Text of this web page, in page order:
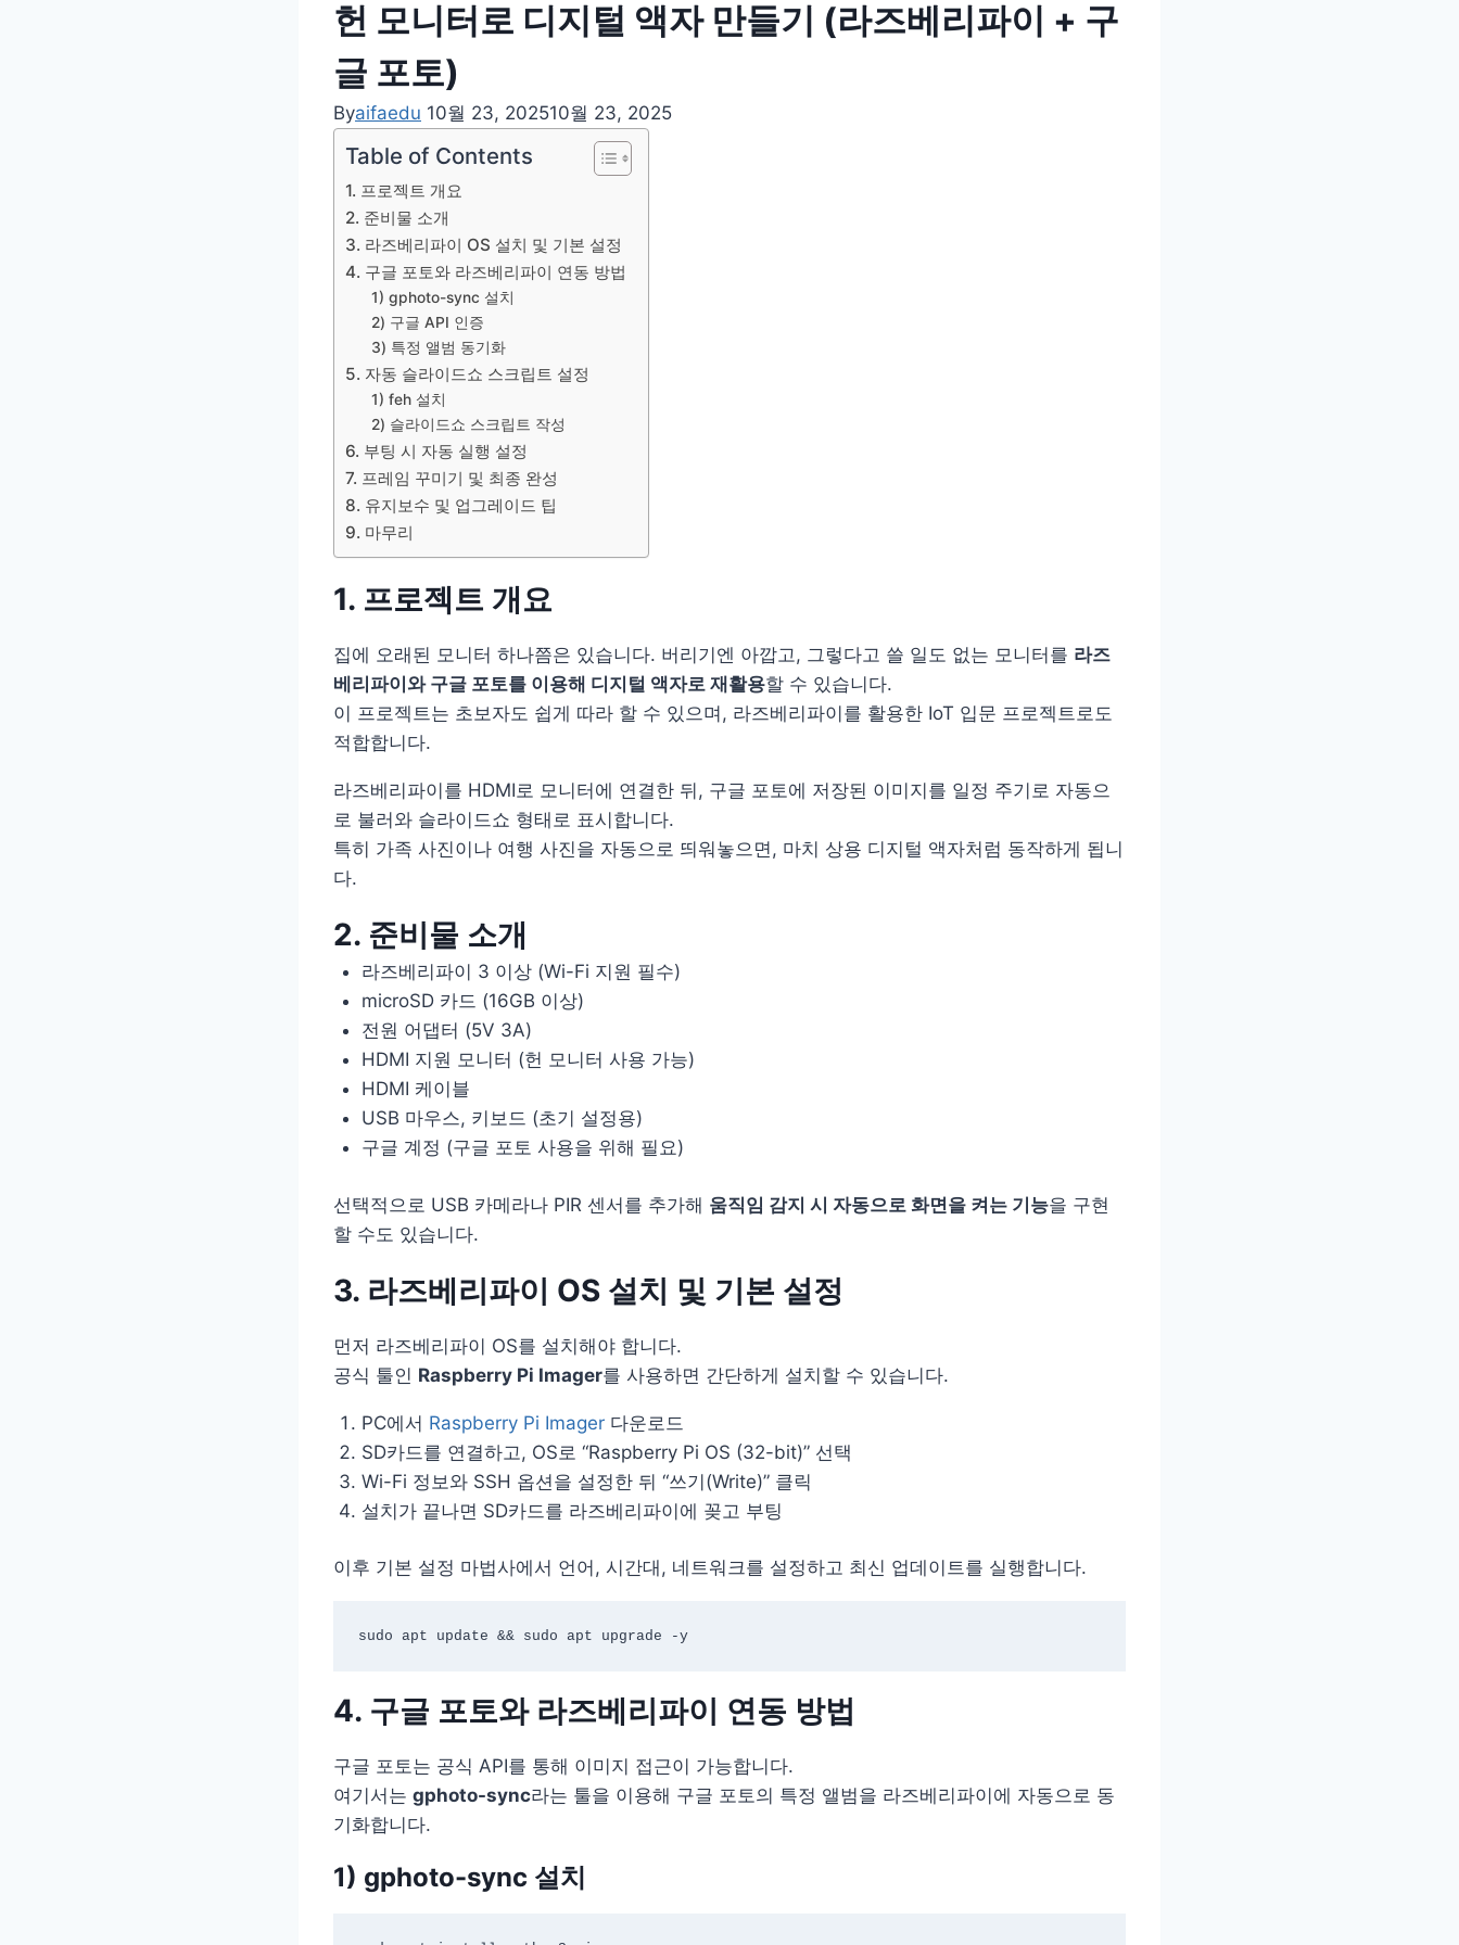
헌 모니터로 디지털 액자 만들기 (라즈베리파이 + 구
글 포토)
Byaifaedu 10월 23, 202510월 23, 2025
Table of Contents
1. 프로젝트 개요
2. 준비물 소개
3. 라즈베리파이 OS 설치 및 기본 설정
4. 구글 포토와 라즈베리파이 연동 방법
1) gphoto-sync 설치
2) 구글 API 인증
3) 특정 앨범 동기화
5. 자동 슬라이드쇼 스크립트 설정
1) feh 설치
2) 슬라이드쇼 스크립트 작성
6. 부팅 시 자동 실행 설정
7. 프레임 꾸미기 및 최종 완성
8. 유지보수 및 업그레이드 팁
9. 마무리
1. 프로젝트 개요
집에 오래된 모니터 하나쯤은 있습니다. 버리기엔 아깝고, 그렇다고 쓸 일도 없는 모니터를 라즈
베리파이와 구글 포토를 이용해 디지털 액자로 재활용할 수 있습니다.
이 프로젝트는 초보자도 쉽게 따라 할 수 있으며, 라즈베리파이를 활용한 IoT 입문 프로젝트로도
적합합니다.
라즈베리파이를 HDMI로 모니터에 연결한 뒤, 구글 포토에 저장된 이미지를 일정 주기로 자동으
로 불러와 슬라이드쇼 형태로 표시합니다.
특히 가족 사진이나 여행 사진을 자동으로 띄워놓으면, 마치 상용 디지털 액자처럼 동작하게 됩니
다.
2. 준비물 소개
라즈베리파이 3 이상 (Wi-Fi 지원 필수)
microSD 카드 (16GB 이상)
전원 어댑터 (5V 3A)
HDMI 지원 모니터 (헌 모니터 사용 가능)
HDMI 케이블
USB 마우스, 키보드 (초기 설정용)
구글 계정 (구글 포토 사용을 위해 필요)
선택적으로 USB 카메라나 PIR 센서를 추가해 움직임 감지 시 자동으로 화면을 켜는 기능을 구현
할 수도 있습니다.
3. 라즈베리파이 OS 설치 및 기본 설정
먼저 라즈베리파이 OS를 설치해야 합니다.
공식 툴인 Raspberry Pi Imager를 사용하면 간단하게 설치할 수 있습니다.
PC에서 Raspberry Pi Imager다운로드
SD카드를 연결하고, OS로 “Raspberry Pi OS (32-bit)” 선택
Wi-Fi 정보와 SSH 옵션을 설정한 뒤 “쓰기(Write)” 클릭
설치가 끝나면 SD카드를 라즈베리파이에 꽂고 부팅
이후 기본 설정 마법사에서 언어, 시간대, 네트워크를 설정하고 최신 업데이트를 실행합니다.
sudo apt update && sudo apt upgrade -y
4. 구글 포토와 라즈베리파이 연동 방법
구글 포토는 공식 API를 통해 이미지 접근이 가능합니다.
여기서는 gphoto-sync라는 툴을 이용해 구글 포토의 특정 앨범을 라즈베리파이에 자동으로 동
기화합니다.
1) gphoto-sync 설치